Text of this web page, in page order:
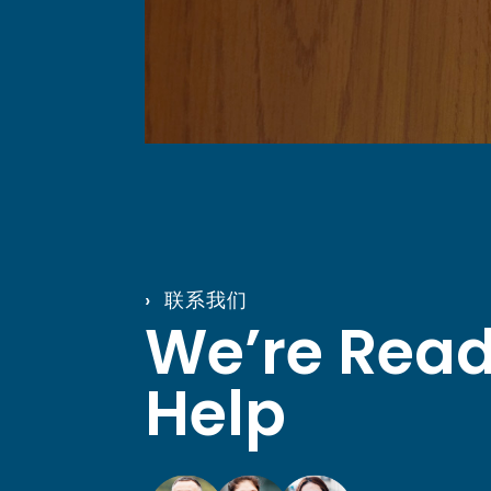
› 联系我们
We’re
Help